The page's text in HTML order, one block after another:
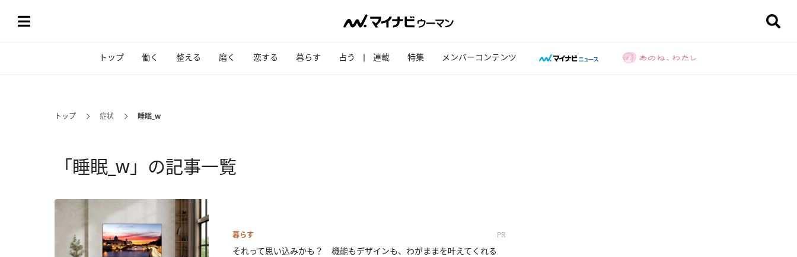
トップ 働く 整える 磨く 恋する 暮らす 占う 連載 特集 メンバーコンテンツ
トップ 症状 睡眠_w
「睡眠_w」の記事一覧
暮らす PR
それって思い込みかも？ 機能もデザインも、わがままを叶えてくれる